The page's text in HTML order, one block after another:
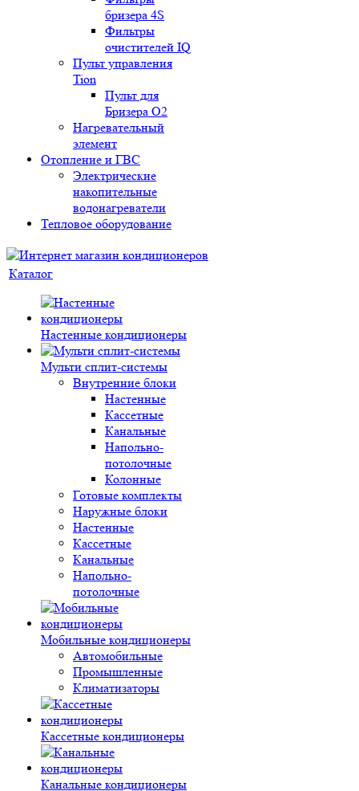
бризера 4S
Фильтры
очистителей IQ
Пульт управления
Tion
Пульт для
Бризера O2
Нагревательный
элемент
Отопление и ГВС
Электрические
накопительные
водонагреватели
Тепловое оборудование
Каталог
Настенные кондиционеры
Мульти сплит-системы
Внутренние блоки
Настенные
Кассетные
Канальные
Напольно-
потолочные
Колонные
Готовые комплекты
Наружные блоки
Настенные
Кассетные
Канальные
Напольно-
потолочные
Мобильные кондиционеры
Автомобильные
Промышленные
Климатизаторы
Кассетные кондиционеры
Канальные кондиционеры